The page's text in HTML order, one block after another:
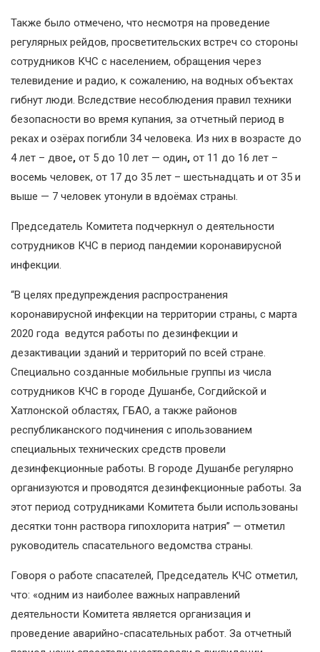
Также было отмечено, что несмотря на проведение
регулярных рейдов, просветительских встреч со стороны
сотрудников КЧС с населением, обращения через
телевидение и радио, к сожалению, на водных объектах
гибнут люди. Вследствие несоблюдения правил техники
безопасности во время купания, за отчетный период в
реках и озёрах погибли 34 человека. Из них в возрасте до
4 лет – двое, от 5 до 10 лет — один, от 11 до 16 лет –
восемь человек, от 17 до 35 лет – шестьнадцать и от 35 и
выше — 7 человек утонули в вдоёмах страны.
Председатель Комитета подчеркнул о деятельности
сотрудников КЧС в период пандемии коронавирусной
инфекции.
“В целях предупреждения распространения
коронавирусной инфекции на территории страны, с марта
2020 года ведутся работы по дезинфекции и
дезактивации зданий и территорий по всей стране.
Специально созданные мобильные группы из числа
сотрудников КЧС в городе Душанбе, Согдийской и
Хатлонской областях, ГБАО, а также районов
республиканского подчинения с ипользованием
специальных технических средств провели
дезинфекционные работы. В городе Душанбе регулярно
организуются и проводятся дезинфекционные работы. За
этот период сотрудниками Комитета были использованы
десятки тонн раствора гипохлорита натрия” — отметил
руководитель спасательного ведомства страны.
Говоря о работе спасателей, Председатель КЧС отметил,
что: «одним из наиболее важных направлений
деятельности Комитета является организация и
проведение аварийно-спасательных работ. За отчетный